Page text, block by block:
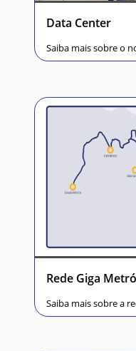
Data Center
Saiba mais sobre o
Rede Giga
Saiba mais sobre a